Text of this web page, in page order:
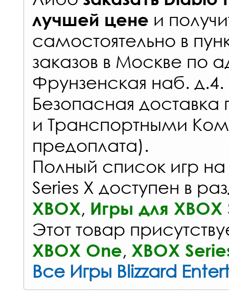
лучшей цене и
самостоятельно в
заказов в Москве по
Фрунзенская наб. д.4.
Безопасная
и Транспортными
предоплата).
Полный список игр на
Series X доступен в
XBOX, Игры для XBOX
Этот товар
XBOX One, XBOX
Все Игры Blizzard